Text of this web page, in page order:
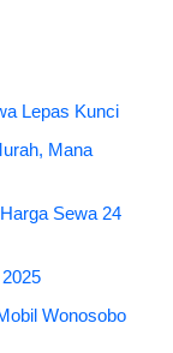
Lepas Kunci
Mana
Sewa 24
Wonosobo